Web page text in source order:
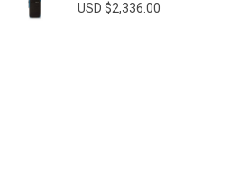
USD $2,336.00